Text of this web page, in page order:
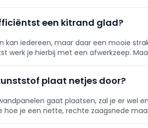
een kitrand glad?
kan iedereen, maar daar een mooie
werk je hierbij met een afwerkzeep.
plaat netjes door?
gaat plaatsen, zal je er wel
hoe je een nette, rechte zaagsnede